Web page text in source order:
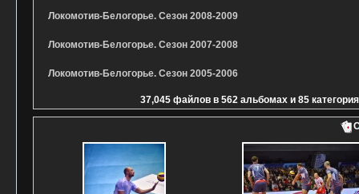
Локомотив-Белогорье. Сезон 2008-2009
Локомотив-Белогорье. Сезон 2007-2008
Локомотив-Белогорье. Сезон 2005-2006
37,045файлов в 562альбомах и 85